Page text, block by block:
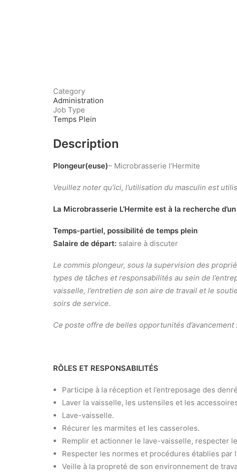
Category
Administration
Job Type
Temps Plein
Description
Plongeur(euse)– Microbrasserie l’Hermite
Veuillez noter qu’ici, l’utilisation du masculin est
La Microbrasserie L’Hermite est à la recherche
Temps-partiel, possibilité de temps plein
Salaire de départ: salaire à discuter
Le commis plongeur, sous la supervision des
types de tâches et responsabilités au sein de
vaisselle, l’entretien de son aire de travail et le
soirs de service.
Ce poste offre de belles opportunités
RÔLES ET RESPONSABILITÉS
Participe à la réception et l’entreposage des
Laver la vaisselle, les ustensiles et les accessoires
Lave-vaisselle.
Récurer les marmites et les casseroles.
Remplir et actionner le lave-vaisselle, respecter
Respecter les normes et procédures établies par
Veille à la propreté de son environnement de